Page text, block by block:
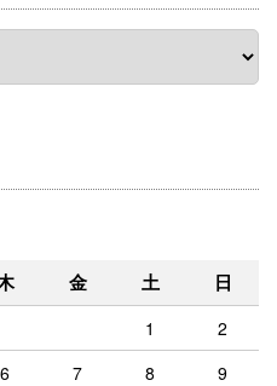
金 土 日
1
2
6 7 8
9